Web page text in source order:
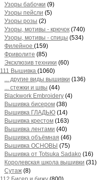
Узоры бабочки (9)
Узоры пейсли (5)
Узоры розы (2)
Узоры, мотивы - крючок (740)
Узоры, мотивы - спицы (534)
Филейное (159)
Фриволите (85)
Эксклюзив техники (60)
111 Вышивка (1060)
... другие виды вышивки (136)
... стежки и швы (44)
Blackwork Embroidery (4)
Вышивка бисером (38)
Вышивка ГЛАДЬЮ (14)
Вышивка крестом (163)
Вышивка лентами (40)
Вышивка объёмная (46)
Вышивка ОСНОВЫ (75)
Вышивка от Totsuka Sadako (16)
Королевская школа вышивки (31)
Сутаж (8)